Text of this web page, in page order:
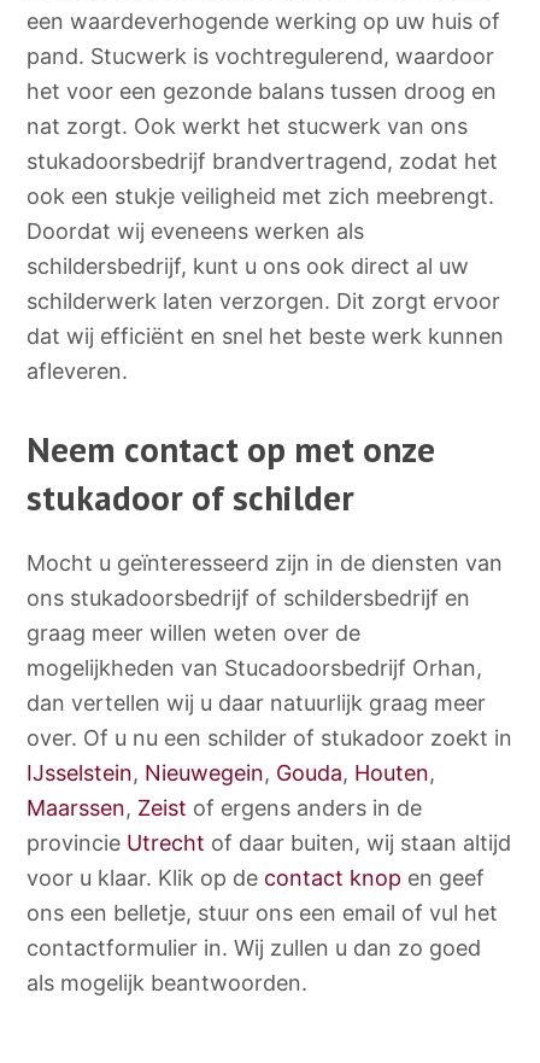
een waardeverhogende werking op uw huis of
pand. Stucwerk is vochtregulerend, waardoor
het voor een gezonde balans tussen droog en
nat zorgt. Ook werkt het stucwerk van ons
stukadoorsbedrijf brandvertragend, zodat het
ook een stukje veiligheid met zich meebrengt.
Doordat wij eveneens werken als
schildersbedrijf, kunt u ons ook direct al uw
schilderwerk laten verzorgen. Dit zorgt ervoor
dat wij efficiënt en snel het beste werk kunnen
afleveren.
Neem contact op met onze
stukadoor of schilder
Mocht u geïnteresseerd zijn in de diensten van
ons stukadoorsbedrijf of schildersbedrijf en
graag meer willen weten over de
mogelijkheden van Stucadoorsbedrijf Orhan,
dan vertellen wij u daar natuurlijk graag meer
over. Of u nu een schilder of stukadoor zoekt in
IJsselstein, Nieuwegein, Gouda, Houten,
Maarssen, Zeist of ergens anders in de
provincie Utrecht of daar buiten, wij staan altijd
voor u klaar. Klik op de contact knop en geef
ons een belletje, stuur ons een email of vul het
contactformulier in. Wij zullen u dan zo goed
als mogelijk beantwoorden.